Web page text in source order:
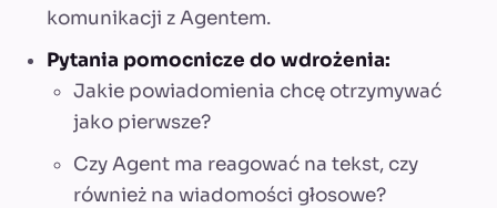
komunikacji z Agentem.
Pytania pomocnicze do wdrożenia:
Jakie powiadomienia chcę otrzymywać
jako pierwsze?
Czy Agent ma reagować na tekst, czy
również na wiadomości głosowe?